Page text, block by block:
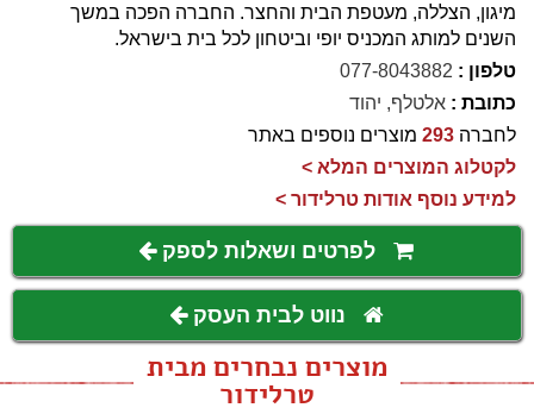
מיגון, הצללה, מעטפת הבית והחצר. החברה הפכה במשך
השנים למותג המכניס יופי וביטחון לכל בית בישראל.
טלפון : 077-8043882
כתובת : אלטלף, יהוד
לחברה 293 מוצרים נוספים באתר
לקטלוג המוצרים המלא >
למידע נוסף אודות טרלידור >
לפרטים ושאלות לספק
נווט לבית העסק
מוצרים נבחרים מבית
טרלידור